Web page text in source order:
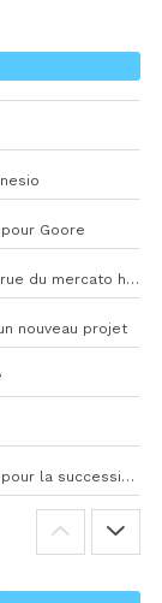
Goore
« Tout est étonnant », les confidences d’une recrue du mercato hivernal de l’OM
nouveau projet
L’OM s’attaque à une nouvelle piste compliquée pour la succession de Rulli